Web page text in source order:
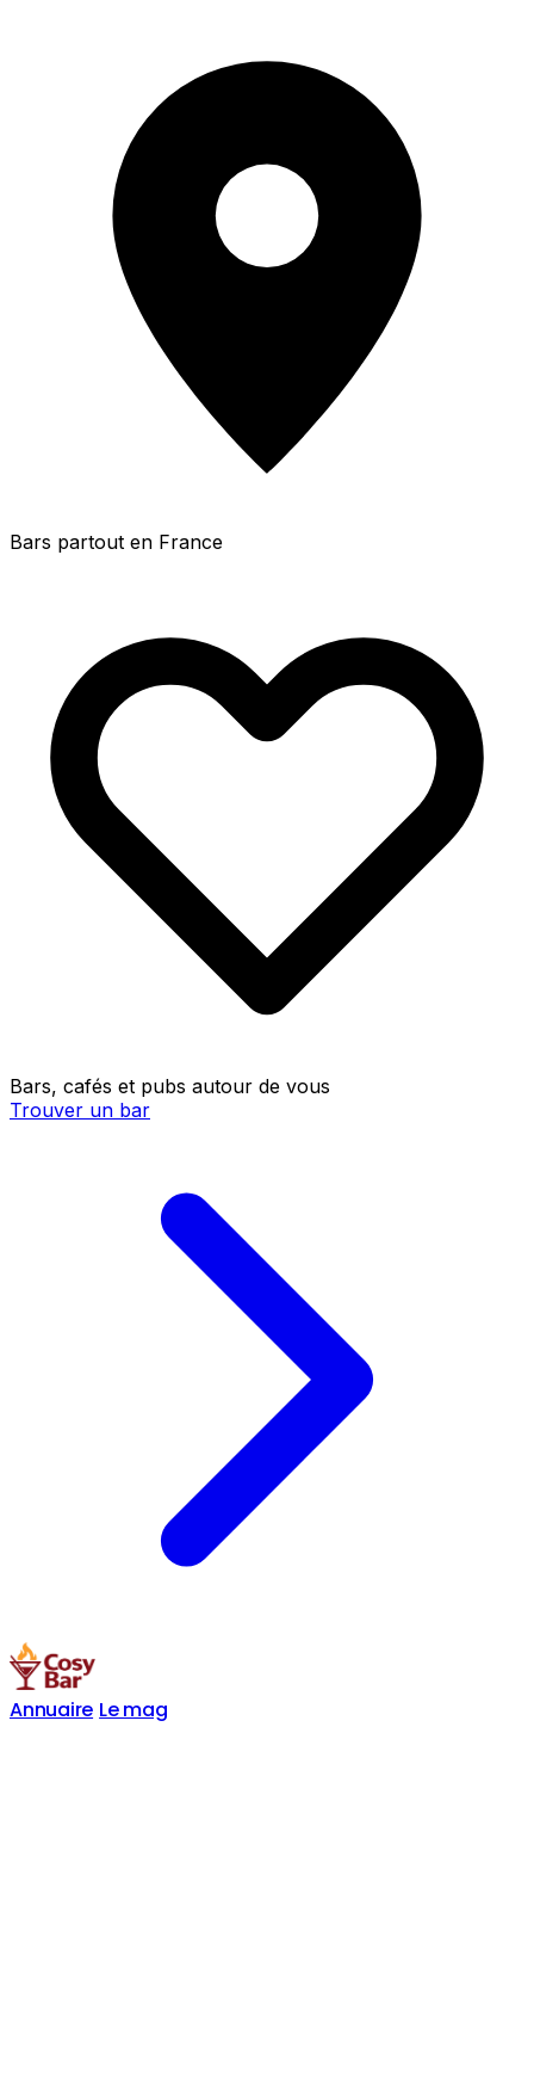
Bars partout en France
Bars, cafés et pubs autour de vous
Trouver un bar
Annuaire Le mag